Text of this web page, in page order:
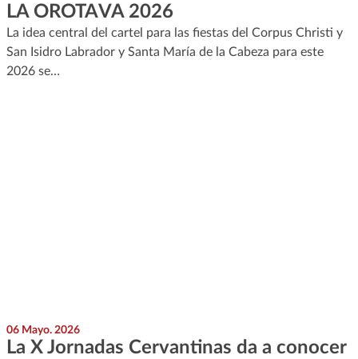
LA OROTAVA 2026
La idea central del cartel para las fiestas del Corpus Christi y
San Isidro Labrador y Santa María de la Cabeza para este
2026 se…
06 Mayo. 2026
La X Jornadas Cervantinas da a conocer